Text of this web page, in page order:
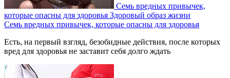
Семь вредных привычек,
которые опасны для здоровья Здоровый образ жизни
Семь вредных привычек, которые опасны для здоровья
Есть, на первый взгляд, безобидные действия, после которых
вред для здоровья не заставит себя долго ждать